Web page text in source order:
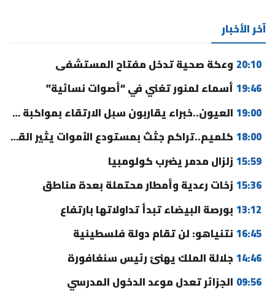
آخر الأخبار
20:10 وعكة صحية تدخل مفتاح المستشفى
19:46 أسماء لمنور تغني في “أصوات نسائية”
19:00 العيون..خبراء يقاربون سبل الارتقاء بمواكبة مغاربة العالم وتحسين الخدمات
18:00 كلميم..تراكم جثث بمستودع الأموات يثير القلق ومطالب بالتدخل
15:59 زلزال مدمر يضرب كولومبيا
15:36 زخات رعدية وأمطار محتملة بعدة مناطق
13:12 بورصة البيضاء تبدأ تداولاتها بارتفاع
16:45 نتنياهو: لن تقام دولة فلسطينية
14:46 جلالة الملك يهنئ رئيس سنغافورة
09:56 الجزائر تعدل موعد الدخول المدرسي